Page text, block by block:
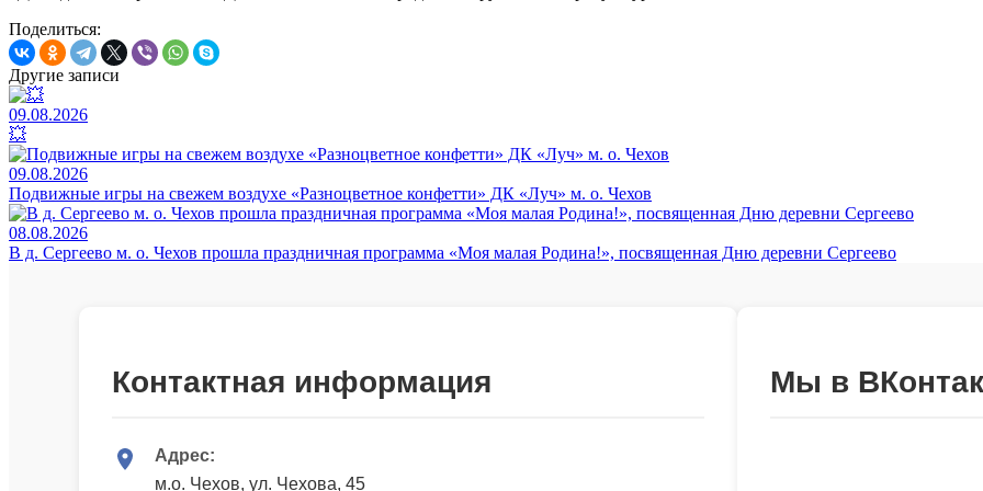
Поделиться:
Другие записи
09.08.2026
💥
09.08.2026
Подвижные игры на свежем воздухе «Разноцветное конфетти» ДК «Луч» м. о. Чехов
08.08.2026
В д. Сергеево м. о. Чехов прошла праздничная программа «Моя малая Родина!», посвященная Дню деревни Сергеево
Контактная информация
Адрес:
м.о. Чехов, ул. Чехова, 45
Мы в